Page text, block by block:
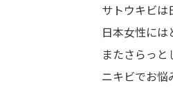
サトウキビは
日本女性には
またさらっと
ニキビでお悩